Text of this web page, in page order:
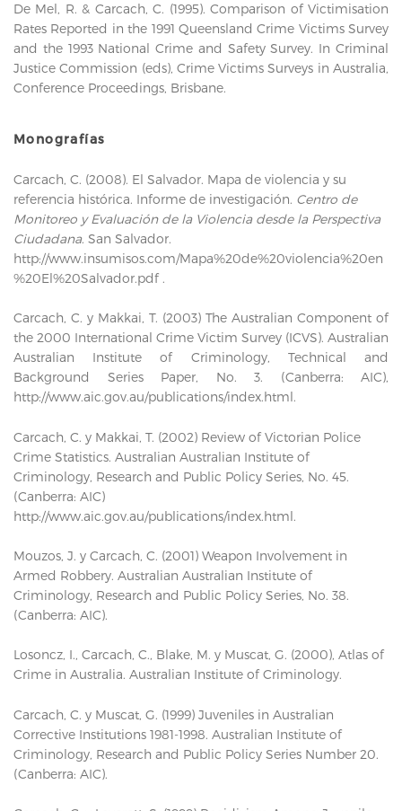
De Mel, R. & Carcach, C. (1995). Comparison of Victimisation
Rates Reported in the 1991 Queensland Crime Victims Survey
and the 1993 National Crime and Safety Survey. In Criminal
Justice Commission (eds), Crime Victims Surveys in Australia,
Conference Proceedings, Brisbane.
Monografías
Carcach, C. (2008). El Salvador. Mapa de violencia y su
referencia histórica. Informe de investigación. Centro de
Monitoreo y Evaluación de la Violencia desde la Perspectiva
Ciudadana. San Salvador.
http://www.insumisos.com/Mapa%20de%20violencia%20en
%20El%20Salvador.pdf .
Carcach, C. y Makkai, T. (2003) The Australian Component of
the 2000 International Crime Victim Survey (ICVS). Australian
Australian Institute of Criminology, Technical and
Background Series Paper, No. 3. (Canberra: AIC),
http://www.aic.gov.au/publications/index.html.
Carcach, C. y Makkai, T. (2002) Review of Victorian Police
Crime Statistics. Australian Australian Institute of
Criminology, Research and Public Policy Series, No. 45.
(Canberra: AIC)
http://www.aic.gov.au/publications/index.html.
Mouzos, J. y Carcach, C. (2001) Weapon Involvement in
Armed Robbery. Australian Australian Institute of
Criminology, Research and Public Policy Series, No. 38.
(Canberra: AIC).
Losoncz, I., Carcach, C., Blake, M. y Muscat, G. (2000), Atlas of
Crime in Australia. Australian Institute of Criminology.
Carcach, C. y Muscat, G. (1999) Juveniles in Australian
Corrective Institutions 1981-1998. Australian Institute of
Criminology, Research and Public Policy Series Number 20.
(Canberra: AIC).